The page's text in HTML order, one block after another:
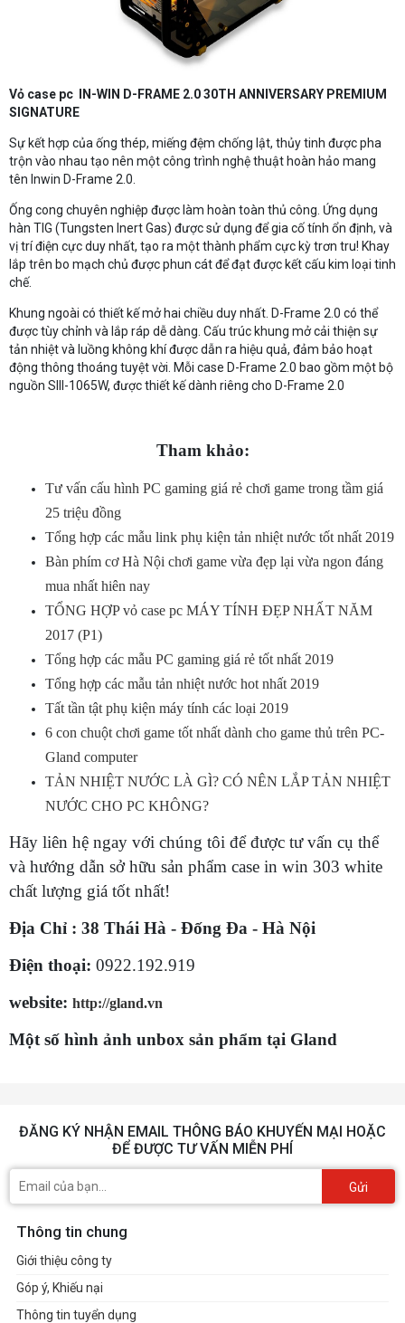
Vỏ case pc IN-WIN D-FRAME 2.0 30TH ANNIVERSARY PREMIUM
SIGNATURE
Sự kết hợp của ống thép, miếng đệm chống lật, thủy tinh được pha
trộn vào nhau tạo nên một công trình nghệ thuật hoàn hảo mang
tên Inwin D-Frame 2.0.
Ống cong chuyên nghiệp được làm hoàn toàn thủ công. Ứng dụng
hàn TIG (Tungsten Inert Gas) được sử dụng để gia cố tính ổn định, và
vị trí điện cực duy nhất, tạo ra một thành phẩm cực kỳ trơn tru! Khay
lắp trên bo mạch chủ được phun cát để đạt được kết cấu kim loại tinh
chế.
Khung ngoài có thiết kế mở hai chiều duy nhất. D-Frame 2.0 có thể
được tùy chỉnh và lắp ráp dễ dàng. Cấu trúc khung mở cải thiện sự
tản nhiệt và luồng không khí được dẫn ra hiệu quả, đảm bảo hoạt
động thông thoáng tuyệt vời. Mỗi case D-Frame 2.0 bao gồm một bộ
nguồn SIII-1065W, được thiết kế dành riêng cho D-Frame 2.0
Tham khảo:
Tư vấn cấu hình PC gaming giá rẻ chơi game trong tầm giá
25 triệu đồng
Tổng hợp các mẫu link phụ kiện tản nhiệt nước tốt nhất 2019
Bàn phím cơ Hà Nội chơi game vừa đẹp lại vừa ngon đáng
mua nhất hiên nay
TỔNG HỢP vỏ case pc MÁY TÍNH ĐẸP NHẤT NĂM
2017 (P1)
Tổng hợp các mẫu PC gaming giá rẻ tốt nhất 2019
Tổng hợp các mẫu tản nhiệt nước hot nhất 2019
Tất tần tật phụ kiện máy tính các loại 2019
6 con chuột chơi game tốt nhất dành cho game thủ trên PC-
Gland computer
TẢN NHIỆT NƯỚC LÀ GÌ? CÓ NÊN LẮP TẢN NHIỆT
NƯỚC CHO PC KHÔNG?
Hãy liên hệ ngay với chúng tôi để được tư vấn cụ thể
và hướng dẫn sở hữu sản phẩm case in win 303 white
chất lượng giá tốt nhất!
Địa Chỉ : 38 Thái Hà - Đống Đa - Hà Nội
Điện thoại: 0922.192.919
website: http://gland.vn
Một số hình ảnh unbox sản phẩm tại Gland
ĐĂNG KÝ NHẬN EMAIL THÔNG BÁO KHUYẾN MẠI HOẶC
ĐỂ ĐƯỢC TƯ VẤN MIỄN PHÍ
Gửi
Thông tin chung
Giới thiệu công ty
Góp ý, Khiếu nại
Thông tin tuyển dụng